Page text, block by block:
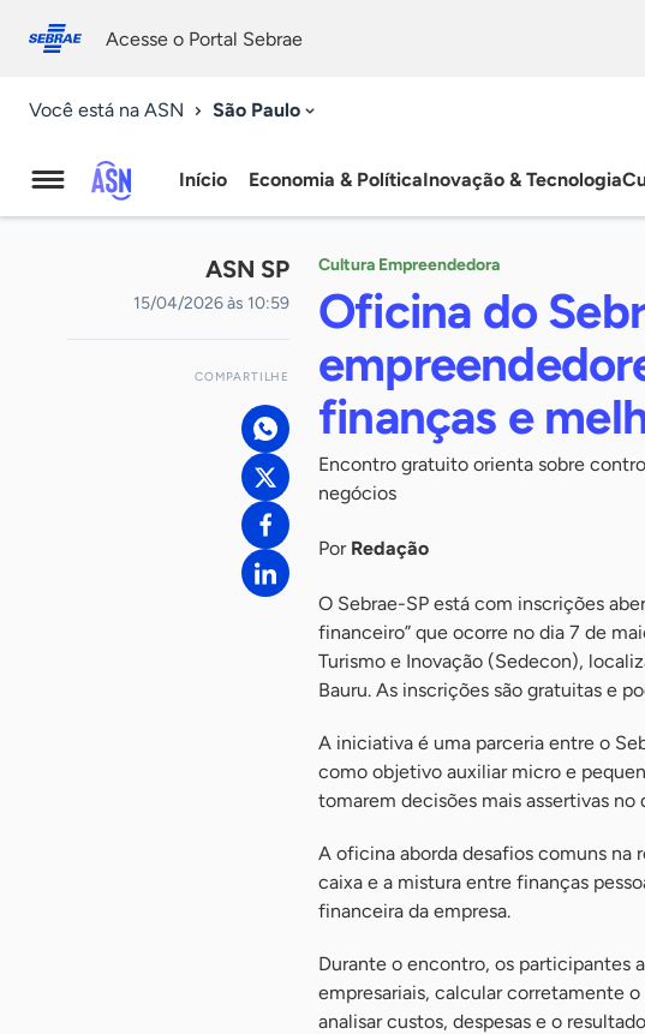
conosco
Acesse o Portal Sebrae
Você está na ASN São Paulo
Agência
Sebrae
Notícias
Início Economia & PolíticaInovação & Tecnologia
ASN SP
15/04/2026 às 10:59
COMPARTILHE
Cultura Empreendedora
Oficina do
finanças e
Encontro gratuito orienta sobre
negócios
Por Redação
O Sebrae-SP está com inscrições
financeiro” que ocorre no dia 7 de
Turismo e Inovação (Sedecon),
Bauru. As inscrições são gratuitas e
A iniciativa é uma parceria entre o
como objetivo auxiliar micro e
tomarem decisões mais assertivas no
A oficina aborda desafios comuns
caixa e a mistura entre finanças
financeira da empresa.
Durante o encontro, os participantes
empresariais, calcular corretamente
analisar custos, despesas e o